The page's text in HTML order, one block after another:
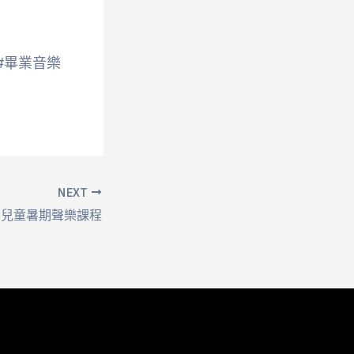
業音樂
NEXT
童暑期聲樂課程